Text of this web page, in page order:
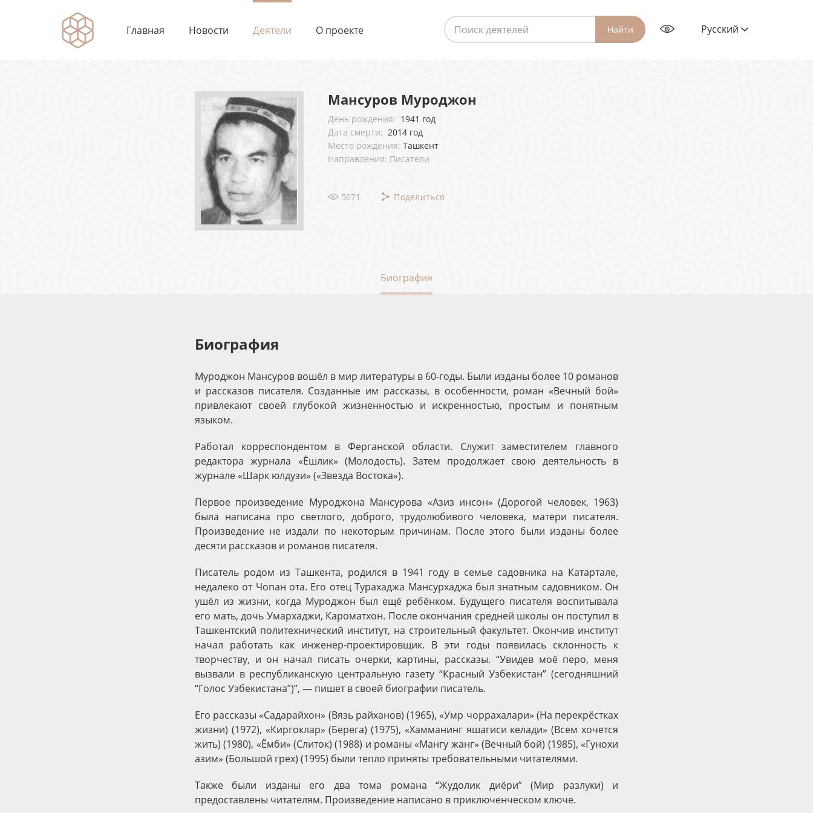
Главная Новости Деятели О проекте Найти Русский
Мансуров Муроджон
День рождения: 1941 год
Дата смерти: 2014 год
Место рождения: Ташкент
Направления: Писатели
5671 Поделиться
Биография
Биография
Муроджон Мансуров вошёл в мир литературы в 60-годы. Были изданы более 10 романов
и рассказов писателя. Созданные им рассказы, в особенности, роман «Вечный бой»
привлекают своей глубокой жизненностью и искренностью, простым и понятным
языком.
Работал
корреспондентом в Ферганской области. Служит заместителем главного
редактора журнала «Ёшлик» (Молодость). Затем продолжает свою деятельность в
журнале «Шарк юлдузи» («Звезда Востока»).
Первое произведение Муроджона Мансурова «Азиз инсон» (Дорогой человек, 1963)
была написана про светлого, доброго, трудолюбивого человека, матери писателя.
Произведение не издали по некоторым причинам. После этого были изданы более
десяти рассказов и романов писателя.
Писатель родом из Ташкента, родился в 1941 году в семье садовника на Катартале,
недалеко от Чопан ота. Его отец Турахаджа Мансурхаджа был знатным садовником. Он
ушёл из жизни, когда Муроджон был ещё ребёнком. Будущего писателя воспитывала
его мать, дочь Умархаджи, Кароматхон. После окончания средней школы он поступил в
Ташкентский политехнический институт, на строительный факультет. Окончив институт
начал работать как инженер-проектировщик. В эти годы появилась склонность к
творчеству, и он начал писать очерки, картины, рассказы. “Увидев моё перо, меня
вызвали в республиканскую центральную газету “Красный Узбекистан” (сегодняшний
“Голос Узбекистана”)”, — пишет в своей биографии писатель.
Его рассказы «Садарайхон» (Вязь райханов) (1965), «Умр чоррахалари» (На перекрёстках
жизни) (1972), «Киргоклар» (Берега) (1975), «Хамманинг яшагиси келади» (Всем хочется
жить) (1980), «Ёмби» (Слиток) (1988) и романы «Мангу жанг» (Вечный бой) (1985), «Гунохи
азим» (Большой грех) (1995) были тепло приняты требовательными читателями.
Также были изданы его два тома романа “Жудолик диёри” (Мир разлуки) и
предоставлены читателям. Произведение написано в приключенческом ключе.